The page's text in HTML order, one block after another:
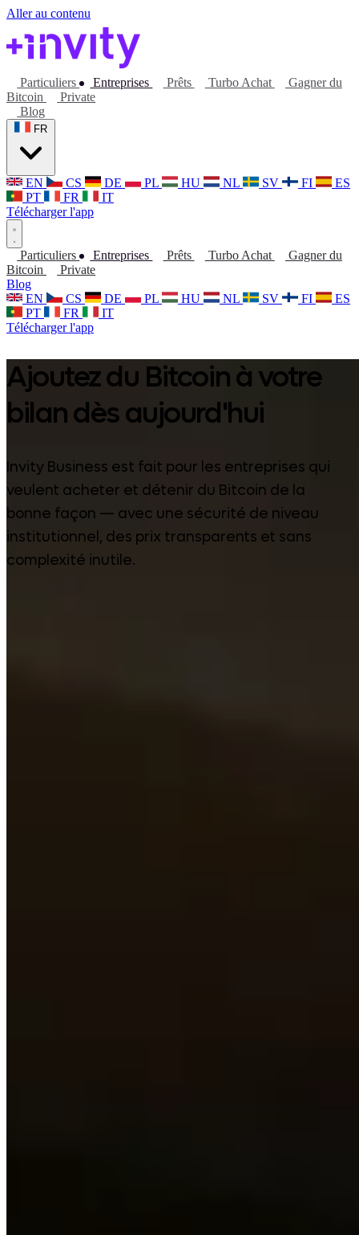
Aller au contenu
Particuliers Entreprises Prêts Turbo Achat
Gagner du
Bitcoin
Private
Blog
EN CS DE PL HU NL SV FI
ES
PT
FR
IT
Télécharger l'app
Particuliers Entreprises Prêts Turbo Achat
Gagner du
Bitcoin
Private
Blog
EN
CS DE PL HU NL SV FI
ES
PT
FR
IT
Télécharger l'app
Ajoutez du Bitcoin à votre
bilan dès aujourd'hui
Invity Business est fait pour les entreprises qui
veulent acheter et détenir du Bitcoin de la
bonne façon — avec une sécurité de niveau
institutionnel, des prix transparents et sans
complexité inutile.